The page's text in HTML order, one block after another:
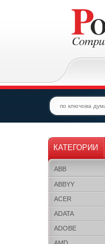
КАТЕГОРИИ
ABB
ABBYY
ACER
ADATA
ADOBE